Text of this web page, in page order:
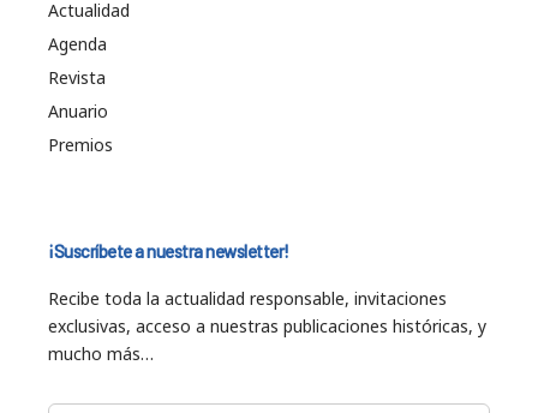
Actualidad
Agenda
Revista
Anuario
Premios
¡Suscríbete a nuestra newsletter!
Recibe toda la actualidad responsable, invitaciones
exclusivas, acceso a nuestras publicaciones históricas, y
mucho más…